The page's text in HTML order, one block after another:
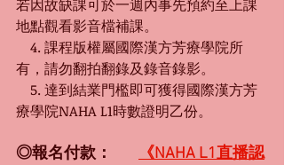
若因故缺課可於一週內事先預約至上課
地點觀看影音檔補課。
4. 課程版權屬國際漢方芳療學院所
有，請勿翻拍翻錄及錄音錄影。
5. 達到結業門檻即可獲得國際漢方芳
療學院NAHA L1時數證明乙份。
◎報名付款：
《NAHA L1直播認